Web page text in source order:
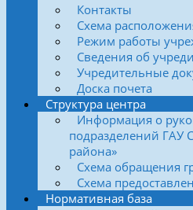
Контакты
Схема
Режим работы
Сведения об
Учредительные
Доска почета
Структура центра
Информация о
подразделений ГАУ
района»
Схема обращения
Схема
Нормативная база